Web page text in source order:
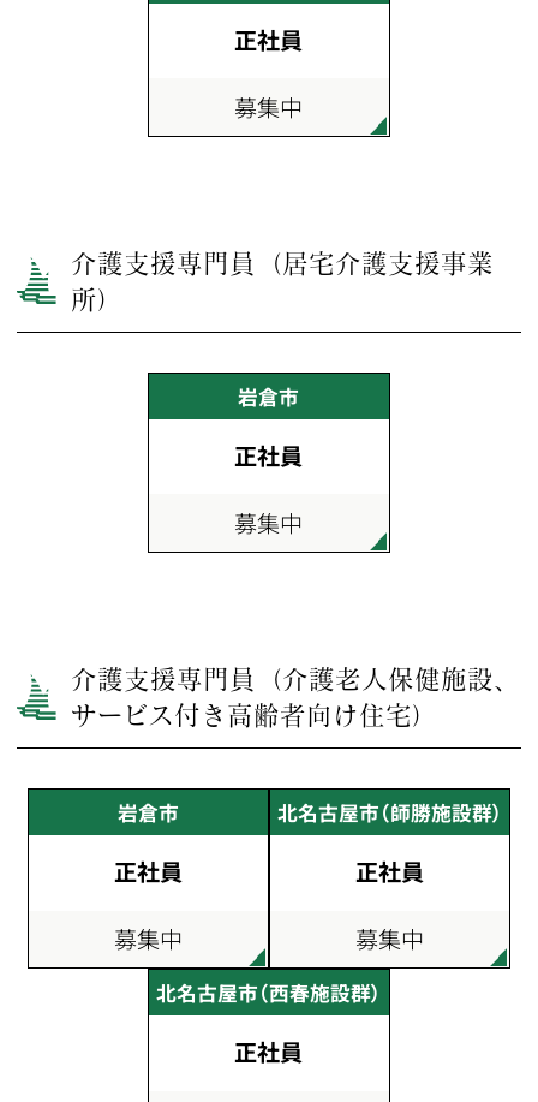
正社員
募集中
介護支援専門員（居宅介護支援事業
所）
岩倉市
正社員
募集中
介護支援専門員（介護老人保健施設、
サービス付き高齢者向け住宅）
岩倉市
正社員
募集中
北名古屋市（師勝施設群）
正社員
募集中
北名古屋市（西春施設群）
正社員